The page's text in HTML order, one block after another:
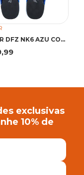
KENNER DFZ NK6 AZU COO/PTO 35 FDG DFZ AZUL COOL/PRETO
exclusivas
10% de